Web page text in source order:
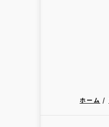
ホーム